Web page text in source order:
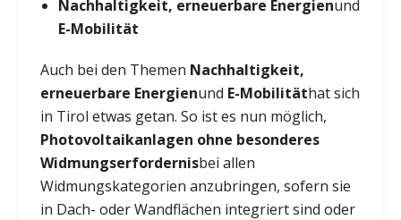
Nachhaltigkeit, erneuerbare Energienund
E-Mobilität
Auch bei den Themen Nachhaltigkeit,
erneuerbare Energienund E-Mobilitäthat sich
in Tirol etwas getan. So ist es nun möglich,
Photovoltaikanlagen ohne besonderes
Widmungserfordernisbei allen
Widmungskategorien anzubringen, sofern sie
in Dach- oder Wandflächen integriert sind oder